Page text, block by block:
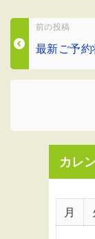
前の投稿
最新ご予
カレ
月